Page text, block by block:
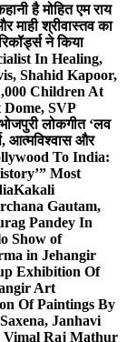
है मोहित एम राय
माही श्रीवास्तव का
ने किया
In Healing,
Shahid Kapoor,
Children At
SVP
लोकगीत ‘लव
आत्मविश्वास और
To India:
Most
Kakali
Gautam,
Pandey In
Show of
in Jehangir
Exhibition Of
Art
Of Paintings By
Janhavi
Vimal Raj Mathur